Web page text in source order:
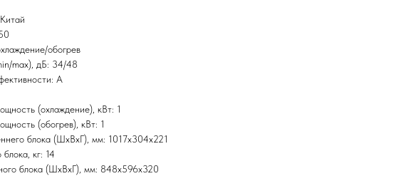
обогрев
max), дБ: 34/48
А
(охлаждение), кВт: 1
(обогрев), кВт: 1
блока (ШxВxГ), мм: 1017x304x221
кг: 14
блока (ШxВxГ), мм: 848x596x320